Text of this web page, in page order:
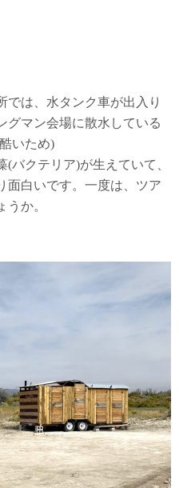
では、水タンク車が出入り
グマン会場に散水している
いため)
バクテリア)が生えていて、
面白いです。一度は、ツア
か。